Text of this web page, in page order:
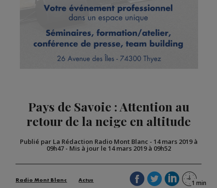
Pays de Savoie : Attention au
retour de la neige en altitude
Publié par La Rédaction Radio Mont Blanc - 14 mars 2019 à
09h47- Mis à jour le 14 mars 2019 à 09h52
Radio Mont Blanc Actus